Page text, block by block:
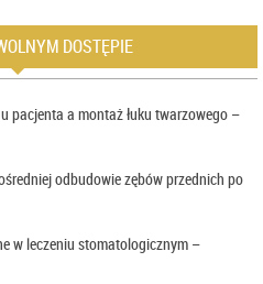
DOSTĘPIE
pacjenta a montaż łuku twarzowego –
odbudowie zębów przednich po
w leczeniu stomatologicznym –